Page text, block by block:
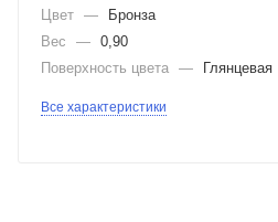
Цвет —
Бронза
Вес
— 0,90
Поверхность цвета — Глянцевая
Все характеристики